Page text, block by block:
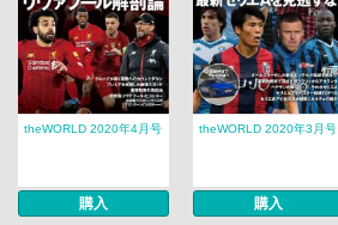
theWORLD 2020年4月号
購入
theWORLD 2020年3月号
購入